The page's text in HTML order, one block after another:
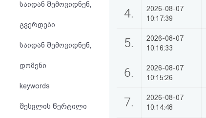
სალიცენზიო
შეთანხმება
საიდან შემოვიდნენ,
გვერდები
საიდან შემოვიდნენ,
დომენი
keywords
შესვლის წერტილი
4.
2026-08-07
10:17:39
5.
2026-08-07
10:16:33
6.
2026-08-07
10:15:26
7.
2026-08-07
10:14:48